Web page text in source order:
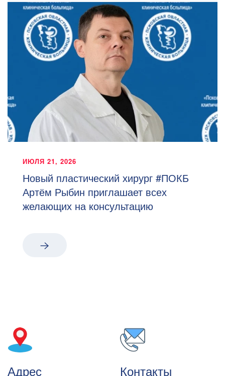
ИЮЛЯ 21, 2026
Новый пластический хирург #ПОКБ
Артём Рыбин приглашает всех
желающих на консультацию
Адрес Контакты